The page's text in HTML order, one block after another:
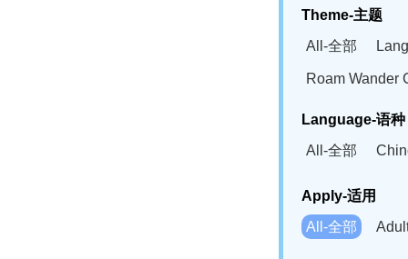
Theme-主题
All-全部
Roam Wander
Language-语种
All-全部
Bahasa
Swahili(SW)-
Apply-适用
All-全部